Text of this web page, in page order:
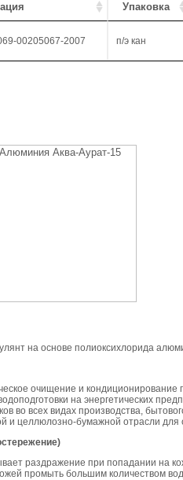
Упаковка
00205067-2007 п/э кан
на основе полиоксихлорида
очищение и кондиционирование
на энергетических
во всех видах производства,
и целлюлозно-бумажной отрасли для
раздражение при попадании на
промыть большим количеством